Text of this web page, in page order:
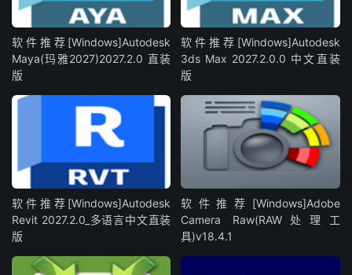
软件推荐[Windows]Autodesk
Maya(玛雅2027)2027.2.0 直装
版
软件推荐[Windows]Autodesk
3ds Max 2027.2.0.0 中文直装
版
软件推荐[Windows]Autodesk
Revit 2027.2.0_多语言中文直装
版
软件推荐[Windows]Adobe
Camera Raw(RAW处理工
具)v18.4.1